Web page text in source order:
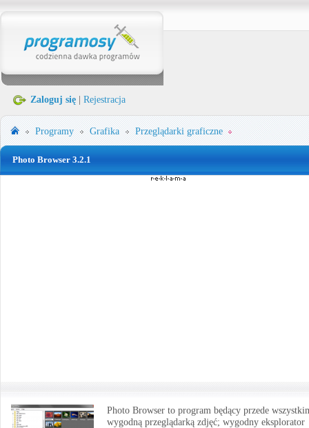
Zaloguj się Rejestracja
Programy Grafika Przeglądarki graficzne
Photo Browser 3.2.1
Photo Browser to program będący przede
wygodną przeglądarką zdjęć; wygodny eksplorator